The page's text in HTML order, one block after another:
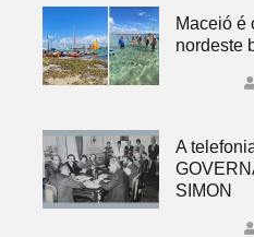
Maceió é
nordeste
A
SIMON